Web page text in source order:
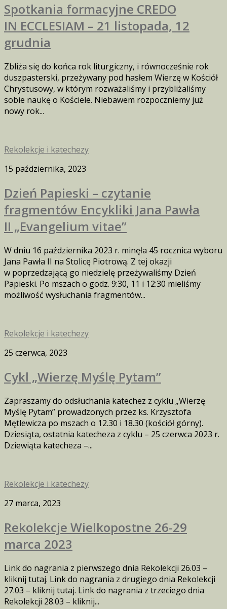
Spotkania formacyjne CREDO
IN ECCLESIAM – 21 listopada, 12
grudnia
Zbliża się do końca rok liturgiczny, i równocześnie rok
duszpasterski, przeżywany pod hasłem Wierzę w Kościół
Chrystusowy, w którym rozważaliśmy i przybliżaliśmy
sobie naukę o Kościele. Niebawem rozpoczniemy już
nowy rok...
Rekolekcje i katechezy
15 października, 2023
Dzień Papieski – czytanie
fragmentów Encykliki Jana Pawła
II „Evangelium vitae”
W dniu 16 października 2023 r. minęła 45 rocznica wyboru
Jana Pawła II na Stolicę Piotrową. Z tej okazji
w poprzedzającą go niedzielę przeżywaliśmy Dzień
Papieski. Po mszach o godz. 9:30, 11 i 12:30 mieliśmy
możliwość wysłuchania fragmentów...
Rekolekcje i katechezy
25 czerwca, 2023
Cykl „Wierzę Myślę Pytam”
Zapraszamy do odsłuchania katechez z cyklu „Wierzę
Myślę Pytam” prowadzonych przez ks. Krzysztofa
Mętlewicza po mszach o 12.30 i 18.30 (kościół górny).
Dziesiąta, ostatnia katecheza z cyklu – 25 czerwca 2023 r.
Dziewiąta katecheza –...
Rekolekcje i katechezy
27 marca, 2023
Rekolekcje Wielkopostne 26-29
marca 2023
Link do nagrania z pierwszego dnia Rekolekcji 26.03 –
kliknij tutaj. Link do nagrania z drugiego dnia Rekolekcji
27.03 – kliknij tutaj. Link do nagrania z trzeciego dnia
Rekolekcji 28.03 – kliknij...